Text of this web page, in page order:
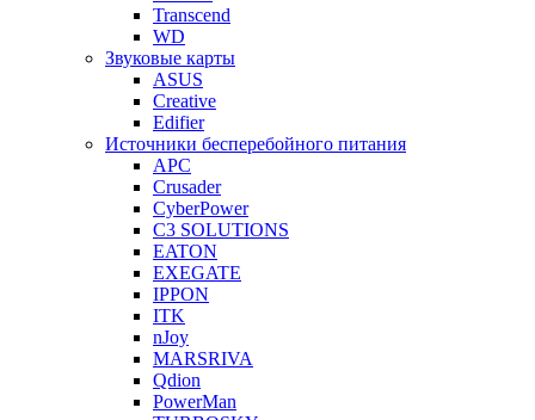
Transcend
WD
Звуковые карты
ASUS
Creative
Edifier
Источники бесперебойного питания
APC
Crusader
CyberPower
C3 SOLUTIONS
EATON
EXEGATE
IPPON
ITK
nJoy
MARSRIVA
Qdion
PowerMan